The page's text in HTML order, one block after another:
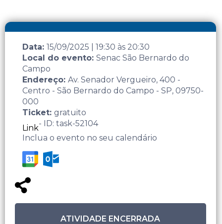
Data: 15/09/2025 19:30 às 20:30
Local do evento: Senac São Bernardo do
Campo
Endereço: Av. Senador Vergueiro, 400 -
Centro - São Bernardo do Campo - SP, 09750-
000
Ticket: gratuito
Link- ID: task-52104
Inclua o evento no seu calendário
ATIVIDADE ENCERRADA